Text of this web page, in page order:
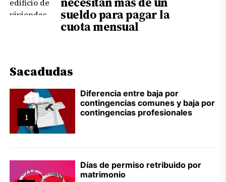
sueldo para pagar la
cuota mensual
Sacadudas
1
Diferencia entre baja por
contingencias comunes y baja por
contingencias profesionales
Días de permiso retribuido por
matrimonio